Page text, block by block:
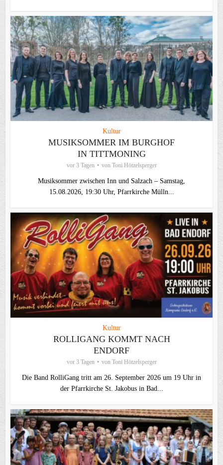
Kultur
MUSIKSOMMER IM BURGHOF
IN TITTMONING
vor 3 Tagen von Toni Hötzelsperger
Musiksommer zwischen Inn und Salzach – Samstag,
15.08.2026, 19:30 Uhr, Pfarrkirche Mülln...
Kultur
ROLLIGANG KOMMT NACH
ENDORF
vor 3 Tagen von Toni Hötzelsperger
Die Band RolliGang tritt am 26. September 2026 um 19 Uhr in
der Pfarrkirche St. Jakobus in Bad...